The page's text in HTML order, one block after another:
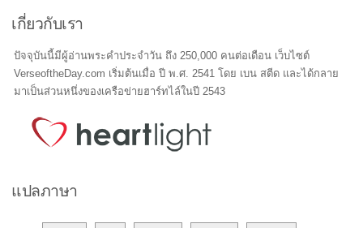
เกี่ยวกับเรา
ปัจจุบันนี้มีผู้อ่านพระคำประจำวัน ถึง 250,000 คนต่อเดือน เว็บไซต์
VerseoftheDay.com เริ่มต้นเมื่อ ปี พ.ศ. 2541 โดย เบน สตีด และได้กลาย
มาเป็นส่วนหนึ่งของเครือข่ายฮาร์ทไล์ในปี 2543
แปลภาษา